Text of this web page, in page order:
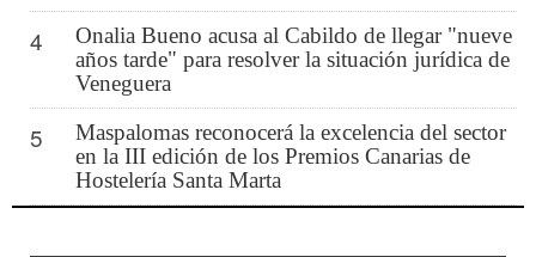
4
Onalia Bueno acusa al Cabildo de llegar "nueve
años tarde" para resolver la situación jurídica de
Veneguera
5
Maspalomas reconocerá la excelencia del sector
en la III edición de los Premios Canarias de
Hostelería Santa Marta